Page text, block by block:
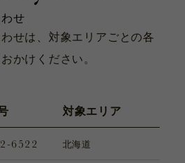
せ
せは、対象エリアごとの各
かけください。
対象エリア
6522 北海道